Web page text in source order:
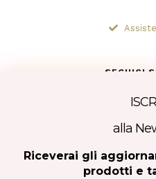
alla
Riceverai gli
prodotti e
SEGUICI